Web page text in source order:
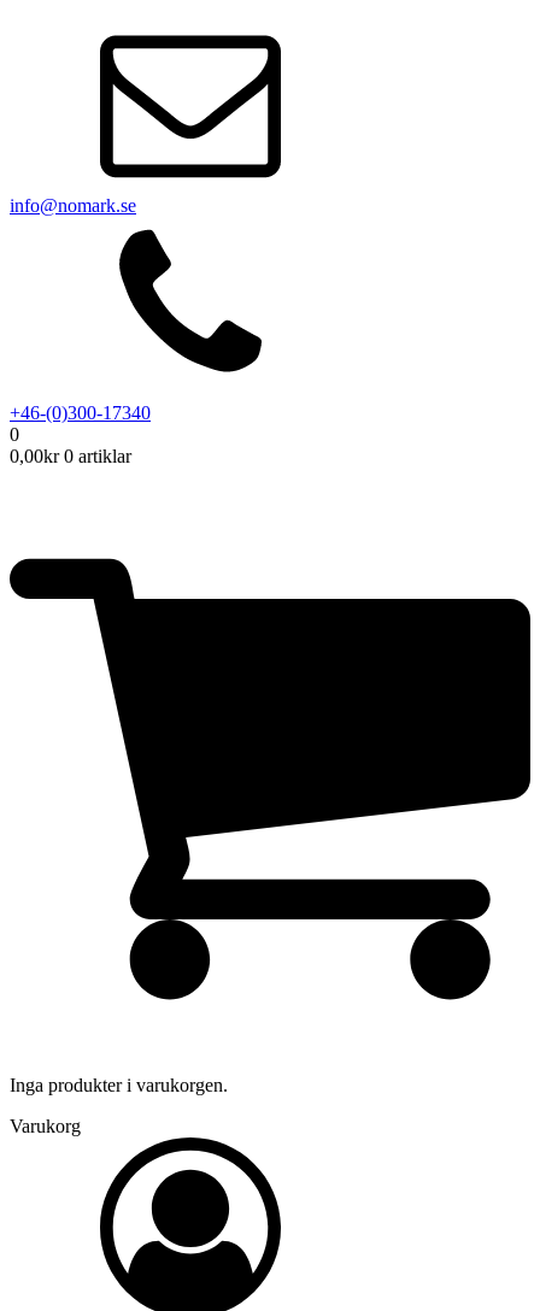
info@nomark.se
+46-(0)300-17340
0
0,00kr 0 artiklar
Inga produkter i varukorgen.
Varukorg